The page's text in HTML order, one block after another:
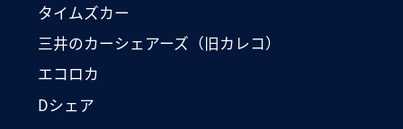
タイムズカー
三井のカーシェアーズ（旧カレコ）
エコロカ
Dシェア